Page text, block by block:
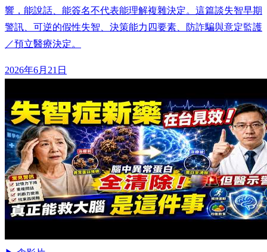
響，能說話、能簽名不代表能理解複雜決定。這篇談失智早期
警訊、可逆的假性失智、決策能力四要素、防詐騙與意定監護
／預立醫療決定。
2026年6月21日